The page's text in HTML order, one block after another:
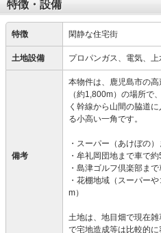
特徴・設備
特徴 閑静な住宅街
土地設備 プロパンガス、電気、
備考
本物件は、鹿児島市の
（約1,800m）の場所で
く幹線から山間の脇道
る小高い一角です。
・スーパー（あけぼの
・牟礼岡団地まで車で約
・島津ゴルフ倶楽部ま
・花棚地域（スーパー
m）
土地は、地目畑で現在
で宅地造成等は比較的に